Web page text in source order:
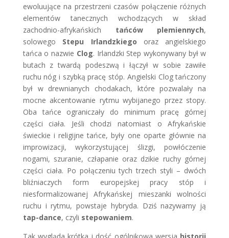
ewoluujące na przestrzeni czasów połączenie różnych
elementów tanecznych wchodzących w skład
zachodnio-afrykańskich tańców plemiennych,
solowego Stepu Irlandzkiego oraz angielskiego
tańca o nazwie Clog. Irlandzki Step wykonywany był w
butach z twardą podeszwą i łączył w sobie zawiłe
ruchu nóg i szybką pracę stóp. Angielski Clog tańczony
był w drewnianych chodakach, które pozwalały na
mocne akcentowanie rytmu wybijanego przez stopy.
Oba tańce ograniczały do minimum pracę górnej
części ciała. Jeśli chodzi natomiast o Afrykańskie
świeckie i religijne tańce, były one oparte głównie na
improwizacji, wykorzystującej ślizgi, powłóczenie
nogami, szuranie, człapanie oraz dzikie ruchy górnej
części ciała. Po połączeniu tych trzech styli – dwóch
bliźniaczych form europejskej pracy stóp i
niesformalizowanej Afrykańskej mieszanki wolności
ruchu i rytmu, powstaje hybryda. Dziś nazywamy ją
tap-dance, czyli stepowaniem.
Tak wygląda krótka i dość ogólnikowa wersja historii